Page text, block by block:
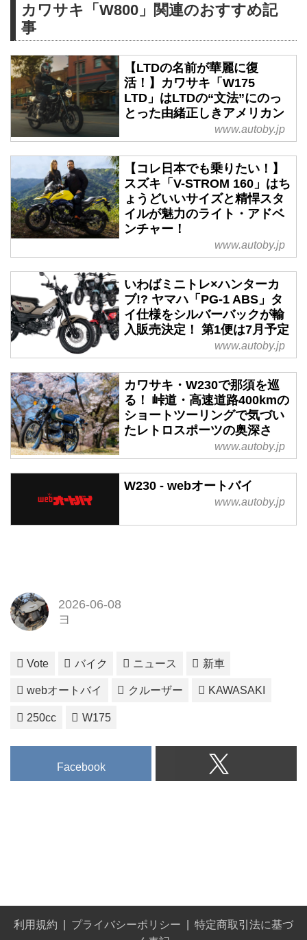
カワサキ「W800」関連のおすすめ記
事
【LTDの名前が華麗に復
活！】カワサキ「W175
LTD」はLTDの“文法”にのっ
とった由緒正しきアメリカン
www.autoby.jp
【コレ日本でも乗りたい！】
スズキ「V-STROM 160」はち
ょうどいいサイズと精悍スタ
イルが魅力のライト・アドベ
ンチャー！
www.autoby.jp
いわばミニトレ×ハンターカ
ブ!? ヤマハ「PG-1 ABS」タ
イ仕様をシルバーバックが輸
入販売決定！ 第1便は7月予定
www.autoby.jp
カワサキ・W230で那須を巡
る！ 峠道・高速道路400kmの
ショートツーリングで気づい
たレトロスポーツの奥深さ
www.autoby.jp
W230 - webオートバイ
www.autoby.jp
2026-06-08
ヨ
Vote バイク ニュース 新車
webオートバイ クルーザー KAWASAKI
250cc W175
Facebook
利用規約 プライバシーポリシー
特定商取引法に基づ